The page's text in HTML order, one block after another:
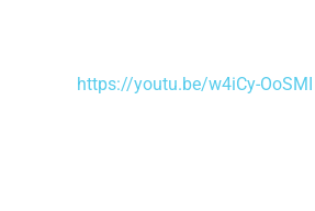
https://youtu.be/w4iCy-OoSMI